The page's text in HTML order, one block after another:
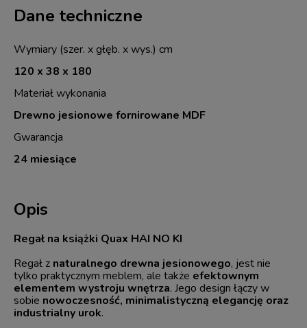
Opis
Regał na książki Quax HAI NO KI
Regał z naturalnego drewna jesionowego, jest nie
tylko praktycznym meblem, ale także efektownym
elementem wystroju wnętrza. Jego design łączy w
sobie nowoczesność, minimalistyczną elegancję oraz
industrialny urok.
Dane techniczne
Wymiary (szer. x głęb. x wys.) cm
120 x 38 x 180
Materiał wykonania
Drewno jesionowe fornirowane MDF
Gwarancja
24 miesiące